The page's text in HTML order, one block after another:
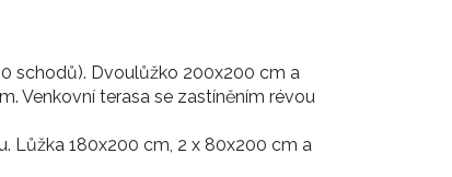
schodů). Dvoulůžko 200x200 cm a
Venkovní terasa se zastíněním révou
Lůžka 180x200 cm, 2 x 80x200 cm a